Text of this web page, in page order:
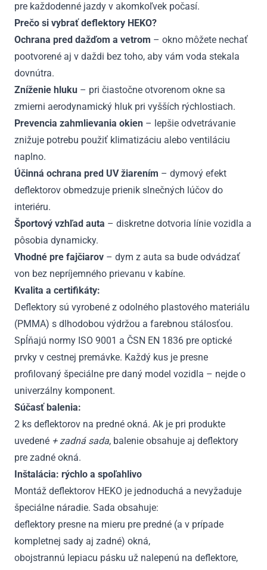
pre každodenné jazdy v akomkoľvek počasí.
Prečo si vybrať deflektory HEKO?
Ochrana pred dažďom a vetrom – okno môžete nechať
pootvorené aj v daždi bez toho, aby vám voda stekala
dovnútra.
Zníženie hluku – pri čiastočne otvorenom okne sa
zmierni aerodynamický hluk pri vyšších rýchlostiach.
Prevencia zahmlievania okien – lepšie odvetrávanie
znižuje potrebu použiť klimatizáciu alebo ventiláciu
naplno.
Účinná ochrana pred UV žiarením – dymový efekt
deflektorov obmedzuje prienik slnečných lúčov do
interiéru.
Športový vzhľad auta – diskretne dotvoria línie vozidla a
pôsobia dynamicky.
Vhodné pre fajčiarov – dym z auta sa bude odvádzať
von bez nepríjemného prievanu v kabíne.
Kvalita a certifikáty:
Deflektory sú vyrobené z odolného plastového materiálu
(PMMA) s dlhodobou výdržou a farebnou stálosťou.
Spĺňajú normy ISO 9001 a ČSN EN 1836 pre optické
prvky v cestnej premávke. Každý kus je presne
profilovaný špeciálne pre daný model vozidla – nejde o
univerzálny komponent.
Súčasť balenia:
2 ks deflektorov na predné okná. Ak je pri produkte
uvedené + zadná sada, balenie obsahuje aj deflektory
pre zadné okná.
Inštalácia: rýchlo a spoľahlivo
Montáž deflektorov HEKO je jednoduchá a nevyžaduje
špeciálne náradie. Sada obsahuje:
deflektory presne na mieru pre predné (a v prípade
kompletnej sady aj zadné) okná,
obojstrannú lepiacu pásku už nalepenú na deflektore,